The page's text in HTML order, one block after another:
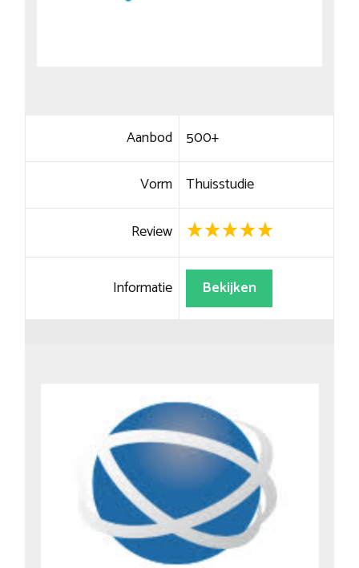
Aanbod 500+
Vorm Thuisstudie
Review
Informatie Bekijken